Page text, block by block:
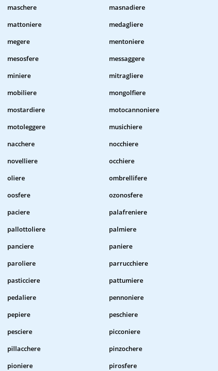
maschere
masnadiere
mattoniere
medagliere
megere
mentoniere
mesosfere
messaggere
miniere
mitragliere
mobiliere
mongolfiere
mostardiere
motocannoniere
motoleggere
musichiere
nacchere
nocchiere
novelliere
occhiere
oliere
ombrellifere
oosfere
ozonosfere
paciere
palafreniere
pallottoliere
palmiere
panciere
paniere
paroliere
parrucchiere
pasticciere
pattumiere
pedaliere
pennoniere
pepiere
peschiere
pesciere
picconiere
pillacchere
pinzochere
pioniere
pirosfere